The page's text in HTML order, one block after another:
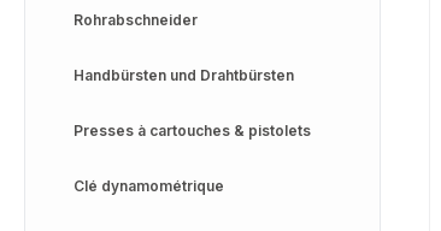
Rohrabschneider
Handbürsten und Drahtbürsten
Presses à cartouches & pistolets
Clé dynamométrique